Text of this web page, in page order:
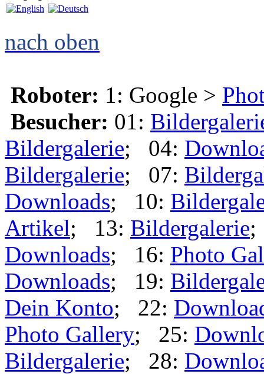
nach oben
Roboter: 1: Google >
Besucher: 01:
Bildergalerie; 04:
Bildergalerie; 07:
Downloads; 10:
Artikel; 13: Bildergalerie
Downloads; 16: Photo
Downloads; 19:
Dein Konto; 22:
Photo Gallery; 25:
Bildergalerie; 28: